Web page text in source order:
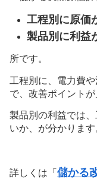
工程別に原価
製品別に利益
所です。
工程別に、電力費
で、改善ポイントが
製品別の利益では
いか、が分かります
詳しくは「 儲かる